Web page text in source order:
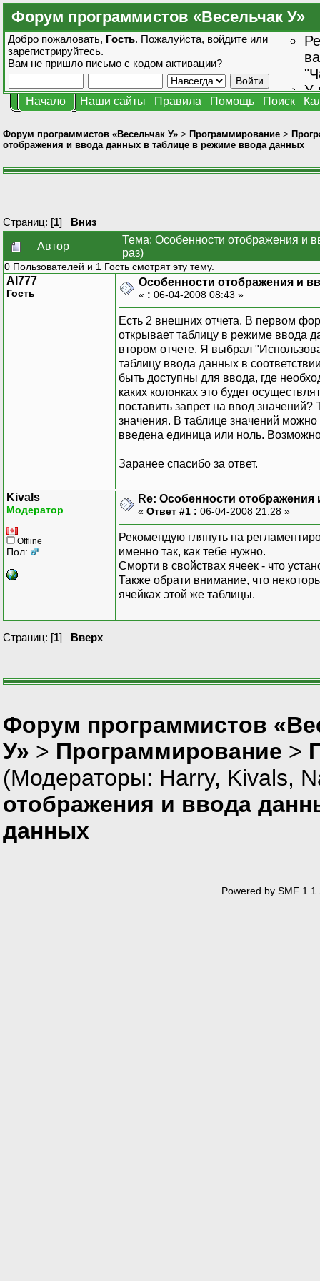
Форум программистов «Весельчак У»
Добро пожаловать, Гость. Пожалуйста, войдите или
зарегистрируйтесь.
Вам не пришло письмо с кодом активации?
У
Начало Наши сайты Правила Помощь Поиск
Форум программистов «Весельчак У» > Программирование >
отображения и ввода данных в таблице в режиме ввода данных
Страниц: [1] Вниз
Автор
Тема: Особенности отображения и
раз)
0 Пользователей и 1 Гость смотрят эту тему.
Al777
Гость
Особенности отображения и
« : 06-04-2008 08:43 »
Есть 2 внешних отчета. В первом
открывает таблицу в режиме ввода
втором отчете. Я выбрал
таблицу ввода данных в
быть доступны для ввода, где
каких колонках это будет
поставить запрет на ввод
значения. В таблице значений
введена единица или ноль.
Заранее спасибо за ответ.
Kivals
Модератор
Offline
Пол:
Re: Особенности
« Ответ #1 : 06-04-2008 21:28 »
Рекомендую глянуть на
именно так, как тебе нужно.
Сморти в свойствах ячеек - что
Также обрати внимание, что
ячейках этой же таблицы.
Страниц: [1] Вверх
Форум программистов
У» > Программирование >
(Модераторы: Harry, Kivals,
отображения и ввода
данных
Powered by SMF